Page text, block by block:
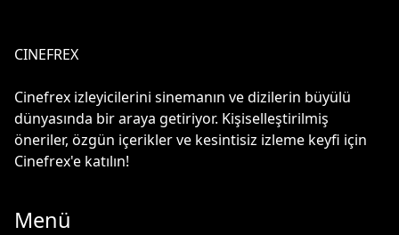
CINEFREX
Cinefrex izleyicilerini sinemanın ve dizilerin büyülü
dünyasında bir araya getiriyor. Kişiselleştirilmiş
öneriler, özgün içerikler ve kesintisiz izleme keyfi için
Cinefrex'e katılın!
Menü